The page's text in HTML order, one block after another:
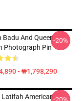
Badu And Queen
Photograph Pin
- ₩1,798,290
-20%
Latifah American